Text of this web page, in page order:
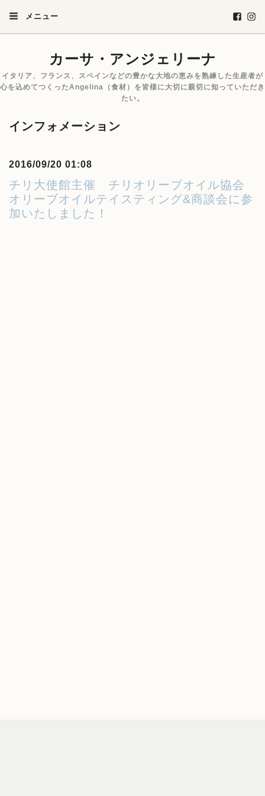
メニュー
カーサ・アンジェリーナ
イタリア、フランス、スペインなどの豊かな大地の恵みを熟練した生産者が
心を込めてつくったAngelina（食材）を皆様に大切に親切に知っていただき
たい。
インフォメーション
2016/09/20 01:08
チリ大使館主催 チリオリーブオイル協会
オリーブオイルテイスティング&商談会に参
加いたしました！